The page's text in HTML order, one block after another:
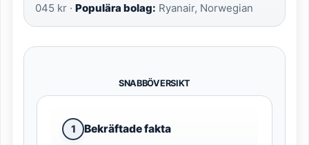
045 kr · Populära bolag: Ryanair, Norwegian
SNABBÖVERSIKT
1 Bekräftade fakta